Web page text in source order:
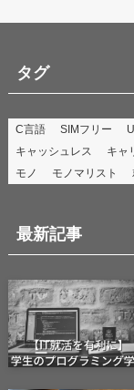
タグ
C言語 SIMフリー
キャッシュレス
キャ
モノ
モノマリスト
最新記事